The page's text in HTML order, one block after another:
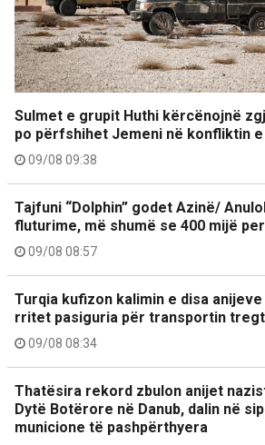
Sulmet e grupit Huthi kërcënojnë
po përfshihet Jemeni në konfliktin
09/08 09:38
Tajfuni “Dolphin” godet Azinë/
fluturime, më shumë se 400 mijë
09/08 08:57
Turqia kufizon kalimin e disa
rritet pasiguria për transportin
09/08 08:34
Thatësira rekord zbulon anijet
Dytë Botërore në Danub, dalin në
municione të pashpërthyera